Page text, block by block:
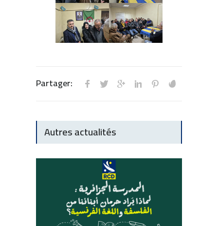
Partager:
Autres actualités